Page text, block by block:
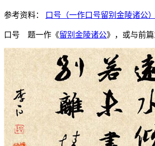
参考资料： 口号（一作口号留别金陵诸公
口号 题一作《留别金陵诸公》，或与前篇